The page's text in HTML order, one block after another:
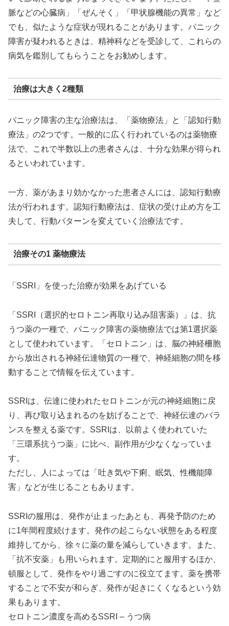
脈などの心臓病」「ぜんそく」「甲状腺機能の異常」など
でも、似たような症状が現れることがあります。パニック
障害が疑われるときは、精神科などを受診して、これらの
病気を鑑別してもらうことをお勧めします。
治療は大きく2種類
パニック障害の主な治療法は、「薬物療法」と「認知行動
療法」の2つです。一般的に広く行われているのは薬物療
法で、これで半数以上の患者さんは、十分な効果が得られ
るといわれています。
一方、薬があまり効かなかった患者さんには、認知行動療
法が行われます。認知行動療法は、症状の受け止め方を工
夫して、行動パターンを変えていく治療法です。
治療その1 薬物療法
「SSRI」を使った治療が効果をあげている
「SSRI（選択的セロトニン再取り込み阻害薬）」は、抗
うつ薬の一種で、パニック障害の薬物療法では第1選択薬
として使われています。「セロトニン」は、脳の神経柵胞
から放出される神経伝達物質の一種で、神経細胞の間を移
動することで情報を伝えています。
SSRIは、伝達に使われたセロトニンが元の神経細胞に戻
り、再び取り込まれるのを妨げることで、神経伝達のバラ
ンスを整える薬です。SSRIは、以前よく使われていた
「三環系抗うつ薬」に比べ、副作用が少なくなっていま
す。
ただし、人によっては「吐き気や下痢、眠気、性機能障
害」などが生じることもあります。
SSRIの服用は、発作が止まったあとも、再発予防のため
に1年間程度続けます。発作の起こらない状態をある程度
維持してから、徐々に薬の量を減らしていきます。また、
「抗不安薬」も用いられます。定期的にと服用するほか、
頓服として、発作をやり過ごすのに役立てます。薬を携帯
することで不安が和らぎ、発作が起きにくくなるという効
果もあります。
セロトニン濃度を高めるSSRI – うつ病